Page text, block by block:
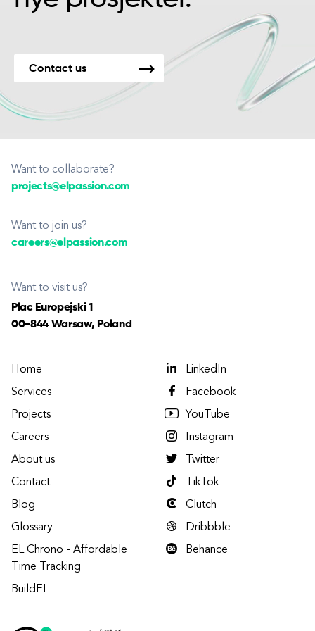
Contact us
Want to collaborate?
projects@elpassion.com
Want to join us?
careers@elpassion.com
Want to visit us?
Plac Europejski 1
00-844 Warsaw, Poland
Home
Services
Projects
Careers
About us
Contact
Blog
Glossary
EL Chrono - Affordable
Time Tracking
BuildEL
LinkedIn
Facebook
YouTube
Instagram
Twitter
TikTok
Clutch
Dribbble
Behance